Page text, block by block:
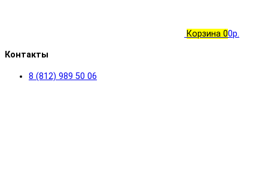
Корзина 00р.
Контакты
8 (812) 989 50 06